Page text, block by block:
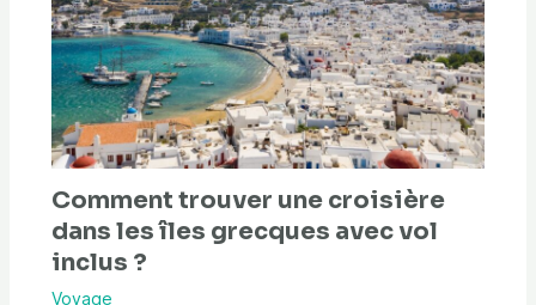
Comment trouver une croisière
dans les îles grecques avec vol
inclus ?
Voyage